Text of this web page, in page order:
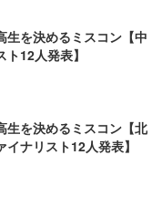
生を決めるミスコン【中
12人発表】
生を決めるミスコン【北
ナリスト12人発表】